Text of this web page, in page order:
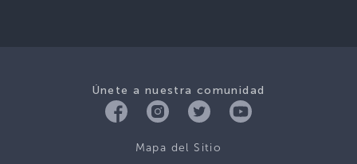
Únete a nuestra comunidad
Mapa del Sitio